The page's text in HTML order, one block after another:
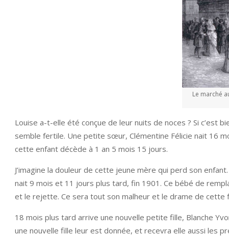
Le marché
Louise a-t-elle été conçue de leur nuits de noces ? Si c’est
semble fertile. Une petite sœur, Clémentine Félicie nait 16
cette enfant décède à 1 an 5 mois 15 jours.
J’imagine la douleur de cette jeune mère qui perd son
nait 9 mois et 11 jours plus tard, fin 1901. Ce bébé de
et le rejette. Ce sera tout son malheur et le drame de cette
18 mois plus tard arrive une nouvelle petite fille, Blanche
une nouvelle fille leur est donnée, et recevra elle aussi les